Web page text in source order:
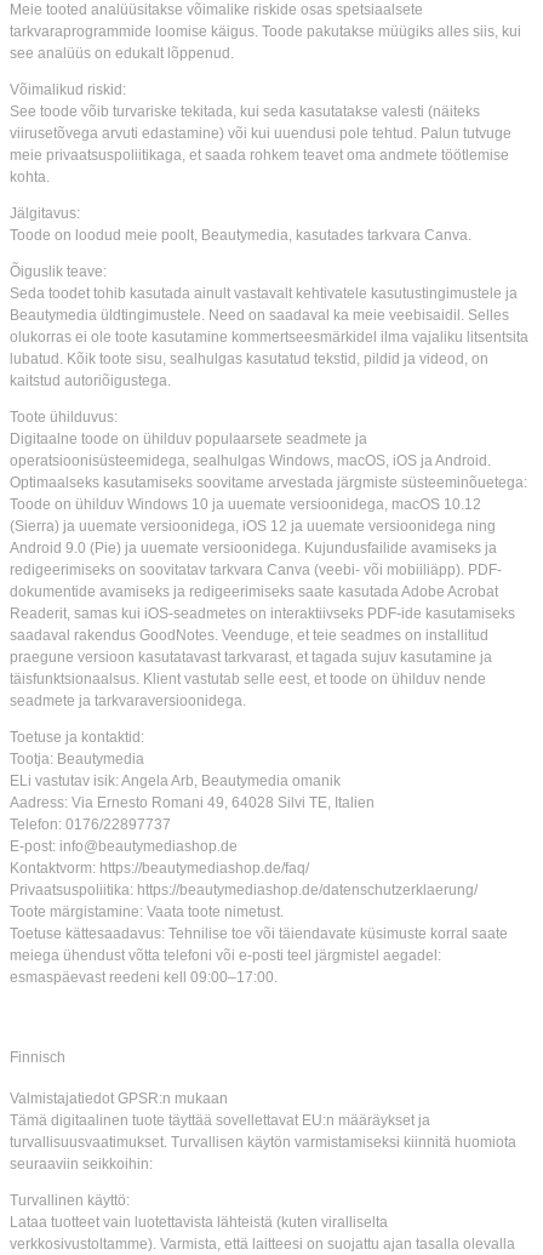
Meie tooted analüüsitakse võimalike riskide osas spetsiaalsete
tarkvaraprogrammide loomise käigus. Toode pakutakse müügiks alles siis, kui
see analüüs on edukalt lõppenud.
Võimalikud riskid:
See toode võib turvariske tekitada, kui seda kasutatakse valesti (näiteks
viirusetõvega arvuti edastamine) või kui uuendusi pole tehtud. Palun tutvuge
meie privaatsuspoliitikaga, et saada rohkem teavet oma andmete töötlemise
kohta.
Jälgitavus:
Toode on loodud meie poolt, Beautymedia, kasutades tarkvara Canva.
Õiguslik teave:
Seda toodet tohib kasutada ainult vastavalt kehtivatele kasutustingimustele ja
Beautymedia üldtingimustele. Need on saadaval ka meie veebisaidil. Selles
olukorras ei ole toote kasutamine kommertseesmärkidel ilma vajaliku litsentsita
lubatud. Kõik toote sisu, sealhulgas kasutatud tekstid, pildid ja videod, on
kaitstud autoriõigustega.
Toote ühilduvus:
Digitaalne toode on ühilduv populaarsete seadmete ja
operatsioonisüsteemidega, sealhulgas Windows, macOS, iOS ja Android.
Optimaalseks kasutamiseks soovitame arvestada järgmiste süsteeminõuetega:
Toode on ühilduv Windows 10 ja uuemate versioonidega, macOS 10.12
(Sierra) ja uuemate versioonidega, iOS 12 ja uuemate versioonidega ning
Android 9.0 (Pie) ja uuemate versioonidega. Kujundusfailide avamiseks ja
redigeerimiseks on soovitatav tarkvara Canva (veebi- või mobiiliäpp). PDF-
dokumentide avamiseks ja redigeerimiseks saate kasutada Adobe Acrobat
Readerit, samas kui iOS-seadmetes on interaktiivseks PDF-ide kasutamiseks
saadaval rakendus GoodNotes. Veenduge, et teie seadmes on installitud
praegune versioon kasutatavast tarkvarast, et tagada sujuv kasutamine ja
täisfunktsionaalsus. Klient vastutab selle eest, et toode on ühilduv nende
seadmete ja tarkvaraversioonidega.
Toetuse ja kontaktid:
Tootja: Beautymedia
ELi vastutav isik: Angela Arb, Beautymedia omanik
Aadress: Via Ernesto Romani 49, 64028 Silvi TE, Italien
Telefon: 0176/22897737
E-post: info@beautymediashop.de
Kontaktvorm: https://beautymediashop.de/faq/
Privaatsuspoliitika: https://beautymediashop.de/datenschutzerklaerung/
Toote märgistamine: Vaata toote nimetust.
Toetuse kättesaadavus: Tehnilise toe või täiendavate küsimuste korral saate
meiega ühendust võtta telefoni või e-posti teel järgmistel aegadel:
esmaspäevast reedeni kell 09:00–17:00.
Finnisch
Valmistajatiedot GPSR:n mukaan
Tämä digitaalinen tuote täyttää sovellettavat EU:n määräykset ja
turvallisuusvaatimukset. Turvallisen käytön varmistamiseksi kiinnitä huomiota
seuraaviin seikkoihin:
Turvallinen käyttö:
Lataa tuotteet vain luotettavista lähteistä (kuten viralliselta
verkkosivustoltamme). Varmista, että laitteesi on suojattu ajan tasalla olevalla